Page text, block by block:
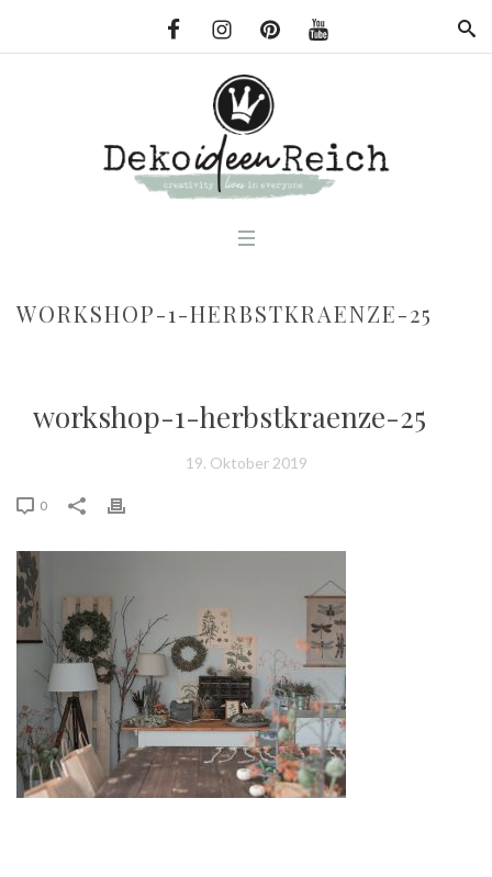
WORKSHOP-1-HERBSTKRAENZE-25
workshop-1-herbstkraenze-25
19. Oktober 2019
0